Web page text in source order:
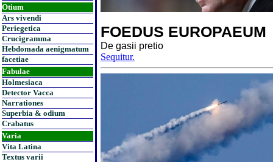
Otium
Ars vivendi
Periegetica
Crucigramma
Hebdomada aenigmatum
facetiae
Fabulae
Holmesiaca
Detector Vacca
Narrationes
Superbia & odium
Crabatus
Varia
Vita Latina
Textus varii
FOEDUS EUROPAEUM
De gasii pretio
Sequitur.